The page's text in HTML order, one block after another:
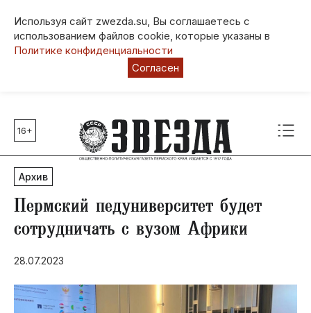
Используя сайт zwezda.su, Вы соглашаетесь с
использованием файлов cookie, которые указаны в
Политике конфиденциальности
Согласен
Главные темы
80 лет Победы
Молодежная столица РФ
СВО
Социальная поддержка
Инфраструктура
Благоустройство
16+
Архив
Пермский педуниверситет будет
сотрудничать с вузом Африки
28.07.2023